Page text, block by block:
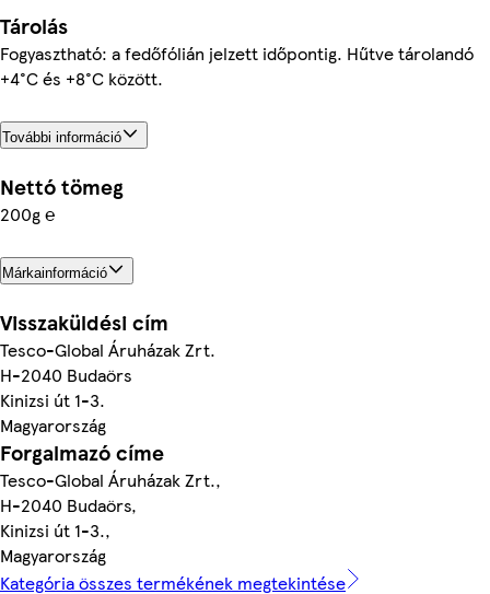
Tárolás
Fogyasztható: a fedőfólián jelzett időpontig. Hűtve tárolandó
+4°C és +8°C között.
További információ
Nettó tömeg
200g ℮
Márkainformáció
Visszaküldési cím
Tesco-Global Áruházak Zrt.
H-2040 Budaörs
Kinizsi út 1-3.
Magyarország
Forgalmazó címe
Tesco-Global Áruházak Zrt.,
H-2040 Budaörs,
Kinizsi út 1-3.,
Magyarország
Kategória összes termékének megtekintése